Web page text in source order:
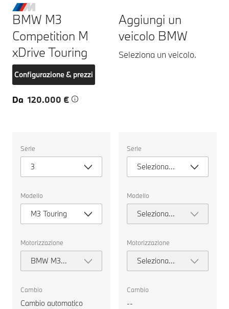
BMW M3
Competition M
xDrive Touring
Configurazione & prezzi
Da 120.000 €
un
veicolo.
Serie
3
Modello
M3 Touring
Motorizzazione
BMW M3
Competition
Touring
Cambio
Cambio automatico
Aggiungi un
veicolo BMW
Seleziona un veicolo.
un
veicolo.
Serie
Seleziona
serie
Modello
Seleziona
modello
Motorizzazione
Seleziona
motorizzazione
Cambio
--